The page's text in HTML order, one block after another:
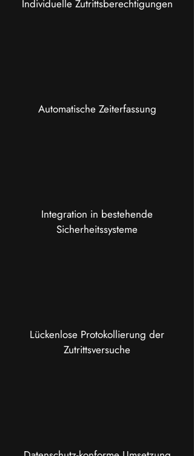
Individuelle Zutrittsberechtigungen
Automatische Zeiterfassung
Integration in bestehende
Sicherheitssysteme
Lückenlose Protokollierung der
Zutrittsversuche